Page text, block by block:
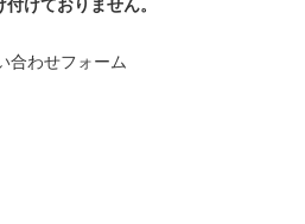
けておりません。
合わせフォーム